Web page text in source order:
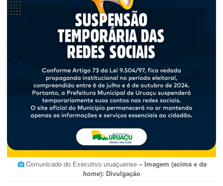
Comunicado do Executivo uruaçuense – Imagem (acima e da
home): Divulgação